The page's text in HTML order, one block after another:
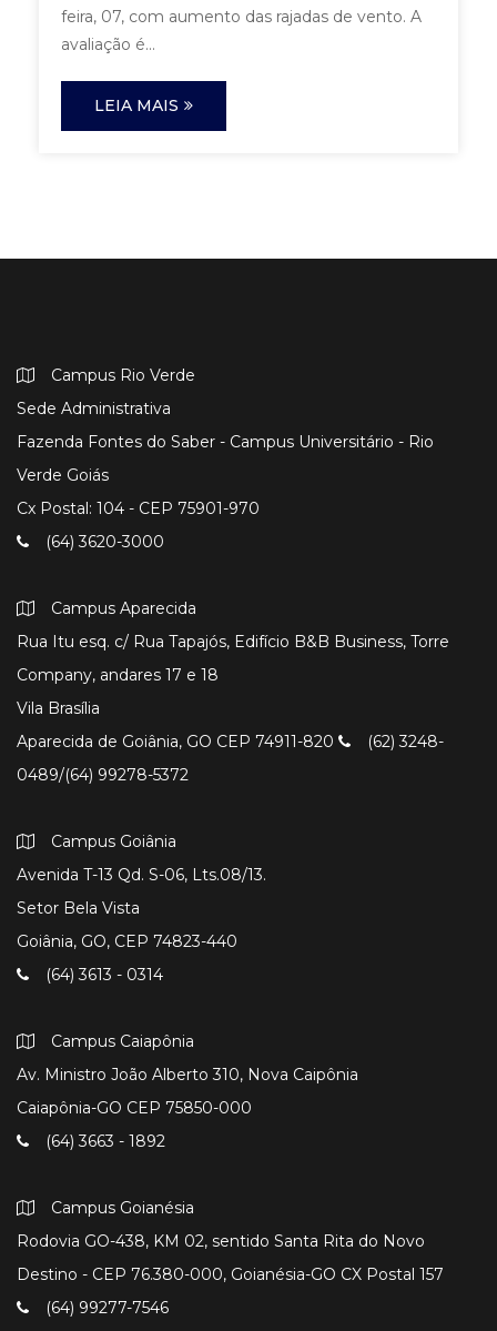
feira, 07, com aumento das rajadas de vento. A
avaliação é...
LEIA MAIS
Campus Rio Verde
Sede Administrativa
Fazenda Fontes do Saber - Campus Universitário - Rio
Verde Goiás
Cx Postal: 104 - CEP 75901-970
(64) 3620-3000
Campus Aparecida
Rua Itu esq. c/ Rua Tapajós, Edifício B&B Business, Torre
Company, andares 17 e 18
Vila Brasília
Aparecida de Goiânia, GO CEP 74911-820
(62) 3248-
0489/(64) 99278-5372
Campus Goiânia
Avenida T-13 Qd. S-06, Lts.08/13.
Setor Bela Vista
Goiânia, GO, CEP 74823-440
(64) 3613 - 0314
Campus Caiapônia
Av. Ministro João Alberto 310, Nova Caipônia
Caiapônia-GO CEP 75850-000
(64) 3663 - 1892
Campus Goianésia
Rodovia GO-438, KM 02, sentido Santa Rita do Novo
Destino - CEP 76.380-000, Goianésia-GO CX Postal 157
(64) 99277-7546